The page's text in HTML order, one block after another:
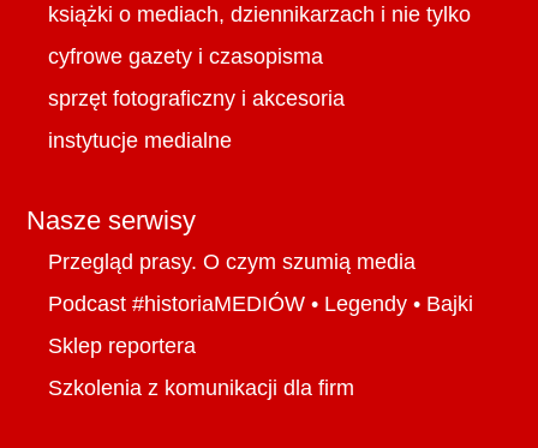
książki o mediach, dziennikarzach i nie tylko
cyfrowe gazety i czasopisma
sprzęt fotograficzny i akcesoria
instytucje medialne
Nasze serwisy
Przegląd prasy. O czym szumią media
Podcast #historiaMEDIÓW • Legendy • Bajki
Sklep reportera
Szkolenia z komunikacji dla firm